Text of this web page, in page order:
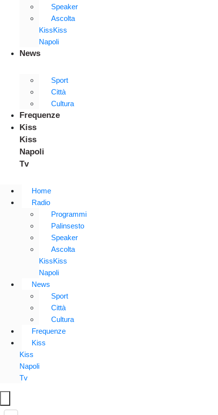
Speaker
Ascolta
KissKiss
Napoli
News
Sport
Città
Cultura
Frequenze
Kiss
Kiss
Napoli
Tv
Home
Radio
Programmi
Palinsesto
Speaker
Ascolta
KissKiss
Napoli
News
Sport
Città
Cultura
Frequenze
Kiss
Kiss
Napoli
Tv